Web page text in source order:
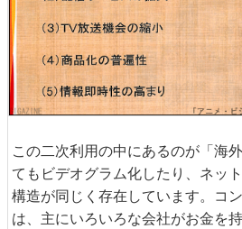
この二次利用の中にあるのが「海
てもビデオグラム化したり、ネッ
構造が同じく存在しています。コ
は、主にいろいろな会社がお金を